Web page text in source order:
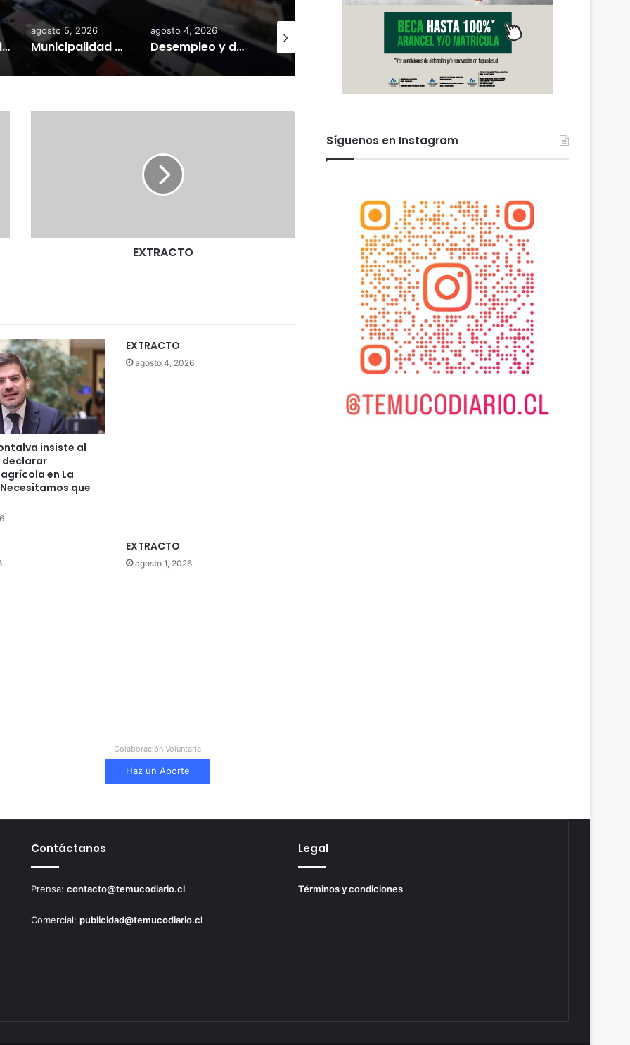
Gobierno mantiene despliegue regional y refuerza la ayuda en las comunas afectadas por el sistema frontal
agosto 5, 2026
Municipalidad de Temuco y Ejército de Chile entregan 130 fardos de alimento animal donados por Sofo para damnificados de sectores rurales
agosto 4, 2026
Desempleo y deudas deterioran la salud mental: investigador UST explica cómo las crisis económicas aumentan la ansiedad
agosto 6, 2026
PDI Temuco llama a bloquear teléfonos robados para proteger la información personal y combatir el mercado ilegal
agosto 5, 2026
EXTRACTO
insiste al
declarar
en La
que
EXTRACTO
agosto 4, 2026
EXTRACTO
agosto 1, 2026
Síguenos en Instagram
Colaboración Voluntaria
Haz un Aporte
Contáctanos
Prensa:contacto@temucodiario.cl
Comercial:publicidad@temucodiario.cl
Legal
Términos y condiciones